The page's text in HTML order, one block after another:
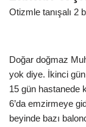
Otizmle tanışalı 2
Doğar doğmaz
yok diye. İkinci
15 gün hastanede
6’da emzirmeye
beyinde bazı